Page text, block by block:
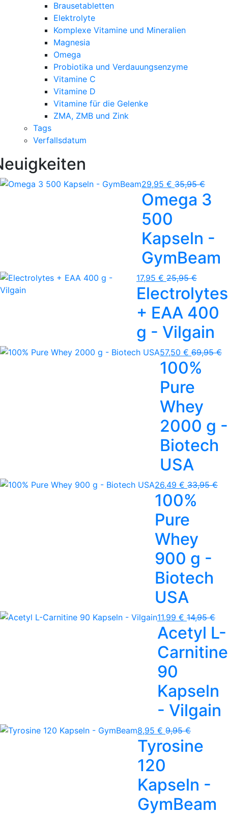
Brausetabletten
Elektrolyte
Komplexe Vitamine und Mineralien
Magnesia
Omega
Probiotika und Verdauungsenzyme
Vitamine C
Vitamine D
Vitamine für die Gelenke
ZMA, ZMB und Zink
Tags
Verfallsdatum
29,95 € 35,95 €
Omega 3
500
Kapseln -
GymBeam
17,95 € 25,95 €
Electrolytes
+ EAA 400
g - Vilgain
57,50 € 69,95 €
100%
Pure
Whey
2000 g -
Biotech
USA
26,49 € 33,95 €
100%
Pure
Whey
900 g -
Biotech
USA
11,99 € 14,95 €
Acetyl L-
Carnitine
90
Kapseln
- Vilgain
8,95 € 9,95 €
Tyrosine
120
Kapseln -
GymBeam